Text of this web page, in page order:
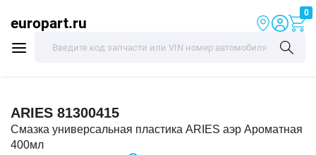
europart.ru
0
ARIES 81300415
Смазка универсальная пластика ARIES аэр Ароматная
400мл